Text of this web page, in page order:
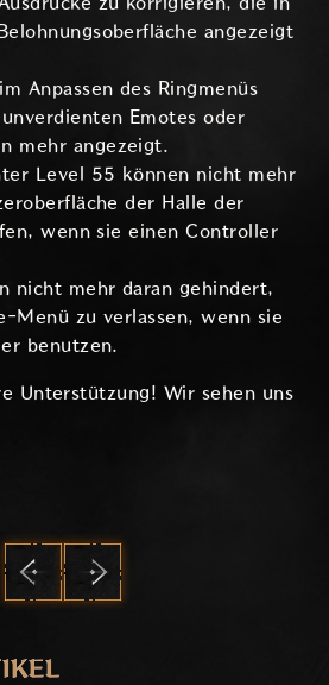
angezeigt
Anpassen des Ringmenüs
Emotes oder
mehr angezeigt.
Level 55 können nicht mehr
der Halle der
wenn sie einen Controller
nicht mehr daran gehindert,
Menü zu verlassen, wenn sie
benutzen.
Unterstützung! Wir sehen uns